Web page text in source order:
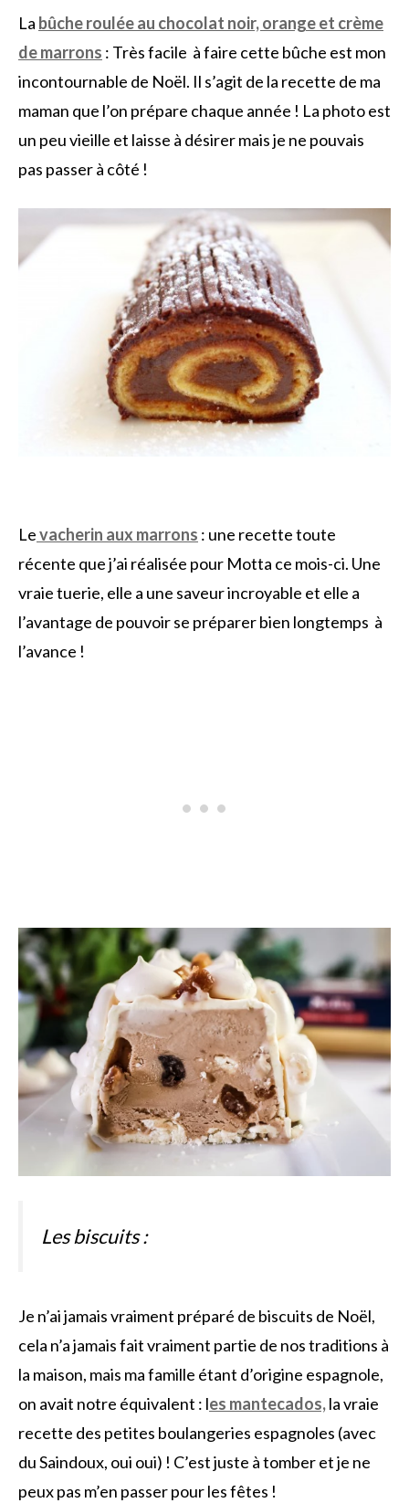
La bûche roulée au chocolat noir, orange et crème
de marrons : Très facile à faire cette bûche est mon
incontournable de Noël. Il s’agit de la recette de ma
maman que l’on prépare chaque année ! La photo est
un peu vieille et laisse à désirer mais je ne pouvais
pas passer à côté !
Levacherin aux marrons : une recette toute
récente que j’ai réalisée pour Motta ce mois-ci. Une
vraie tuerie, elle a une saveur incroyable et elle a
l’avantage de pouvoir se préparer bien longtemps à
l’avance !
Les biscuits :
Je n’ai jamais vraiment préparé de biscuits de Noël,
cela n’a jamais fait vraiment partie de nos traditions à
la maison, mais ma famille étant d’origine espagnole,
on avait notre équivalent : les mantecados,la vraie
recette des petites boulangeries espagnoles (avec
du Saindoux, oui oui) ! C’est juste à tomber et je ne
peux pas m’en passer pour les fêtes !